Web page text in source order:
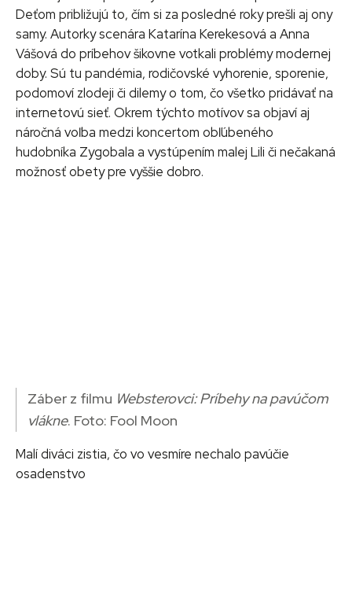
Deťom približujú to, čím si za posledné roky prešli aj ony
samy. Autorky scenára Katarína Kerekesová a Anna
Vášová do príbehov šikovne votkali problémy modernej
doby. Sú tu pandémia, rodičovské vyhorenie, sporenie,
podomoví zlodeji či dilemy o tom, čo všetko pridávať na
internetovú sieť. Okrem týchto motívov sa objaví aj
náročná voľba medzi koncertom obľúbeného
hudobníka Zygobala a vystúpením malej Lili či nečakaná
možnosť obety pre vyššie dobro.
Záber z filmu Websterovci: Príbehy na pavúčom
vlákne. Foto: Fool Moon
Malí diváci zistia, čo vo vesmíre nechalo pavúčie
osadenstvo